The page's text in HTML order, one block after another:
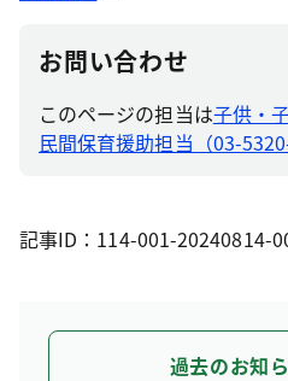
お問い合わせ
このページの担当は子供・
民間保育援助担当（03-
記事ID：114-001-20240814-
過去のお知